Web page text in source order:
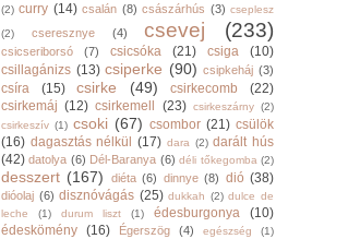
(2) curry (14) csalán (8) császárhús (3) cseplesz
(2)
cseresznye (4) csevej (233)
csicseriborsó (7) csicsóka (21) csiga
(10)
csillagánizs (13) csiperke (90) csipkeháj (3)
csíra (15) csirke (49) csirkecomb
(22)
csirkemáj (12) csirkemell (23) csirkeszárny (2)
csirkeszív (1) csoki (67) csombor (21) csülök
(16) dagasztás nélkül (17) dara (2) darált hús
(42) datolya (6) Dél-Baranya (6) déli tőkegomba (2)
desszert (167) diéta (6) dinnye (8) dió (38)
dióolaj (6) disznóvágás (25) dukkah (2) dulce de
leche
(1) durum liszt (1) édesburgonya
(10)
édeskömény (16) Égerszög (4) egészség (1)